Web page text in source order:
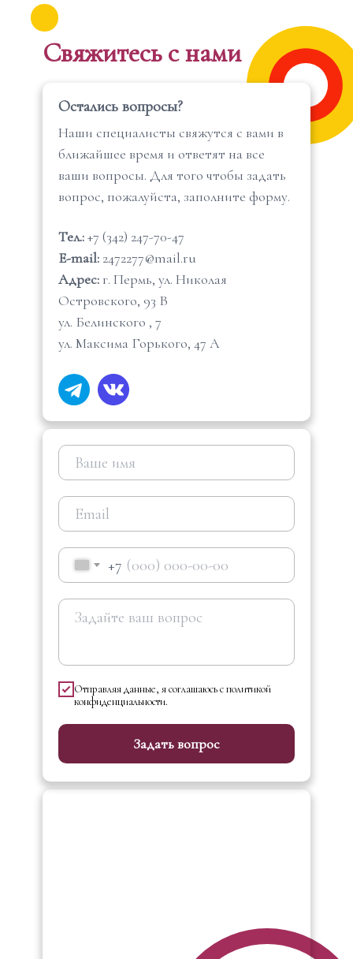
Свяжитесь с нами
Остались вопросы?
+7
Отправляя данные, я соглашаюсь с политикой
конфиденциальности.
Задать вопрос
Наши специалисты свяжутся с вами в
ближайшее время и ответят на все
ваши вопросы. Для того чтобы задать
вопрос, пожалуйста, заполните форму.
Тел.:+7 (342) 247-70-47
E-mail: 2472277@mail.ru
Адрес: г. Пермь, ул. Николая
Островского, 93 В
ул. Белинского , 7
ул. Максима Горького, 47 А